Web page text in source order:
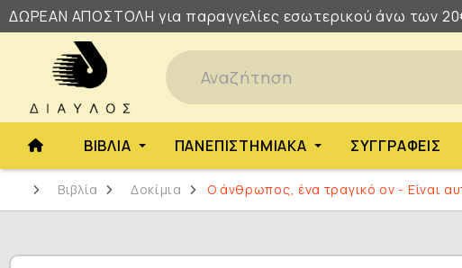
ΔΩΡΕΑΝ ΑΠΟΣΤΟΛΗ για παραγγελίες εσωτερικού άνω των
ΒΙΒΛΊΑ ΠΑΝΕΠΙΣΤΗΜΙΑΚΆ ΣΥΓΓΡΑΦΕΊΣ
Βιβλία Δοκίμια Ο άνθρωπος, ένα τραγικό ον - Είναι